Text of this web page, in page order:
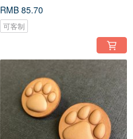
RMB 85.70
可客制